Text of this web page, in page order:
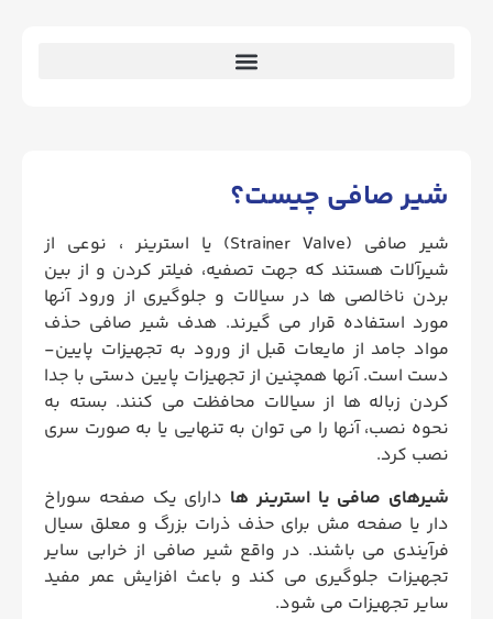
شیر صافی چیست؟
شیر صافی (Strainer Valve) یا استرینر ، نوعی از
شیرآلات هستند که جهت تصفیه، فیلتر کردن و از بین
بردن ناخالصی ها در سیالات و جلوگیری از ورود آنها
مورد استفاده قرار می گیرند. هدف شیر صافی حذف
مواد جامد از مایعات قبل از ورود به تجهیزات پایین-
دست است. آنها همچنین از تجهیزات پایین دستی با جدا
کردن زباله ها از سیالات محافظت می کنند. بسته به
نحوه نصب، آنها را می توان به تنهایی یا به صورت سری
نصب کرد.
شیرهای صافی یا استرینر ها دارای یک صفحه سوراخ
دار یا صفحه مش برای حذف ذرات بزرگ و معلق سیال
فرآیندی می باشند. در واقع شیر صافی از خرابی سایر
تجهیزات جلوگیری می کند و باعث افزایش عمر مفید
سایر تجهیزات می شود.